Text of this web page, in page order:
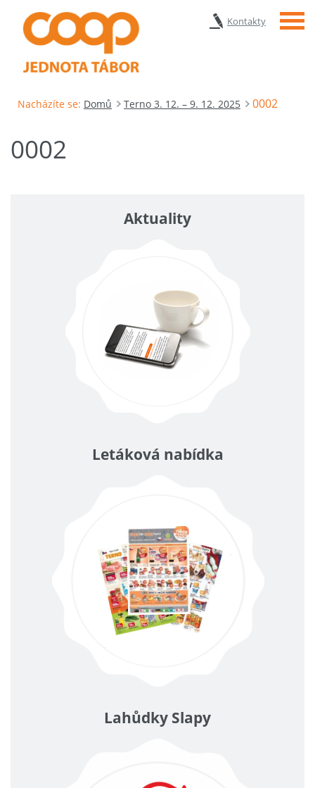
Kontakty Menu
Nacházíte se: Domů Terno 3. 12. – 9. 12. 2025 0002
0002
Aktuality
Letáková nabídka
Lahůdky Slapy